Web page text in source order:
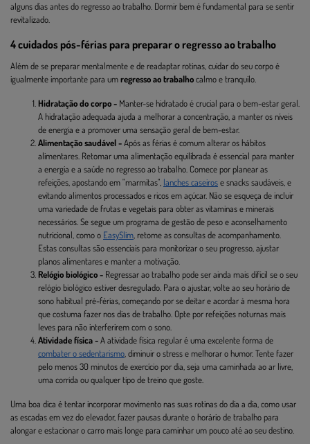
alguns dias antes do regresso ao trabalho. Dormir bem é fundamental para se sentir
revitalizado.
4 cuidados pós-férias para preparar o regresso ao trabalho
Além de se preparar mentalmente e de readaptar rotinas, cuidar do seu corpo é
igualmente importante para umregresso ao trabalhocalmo e tranquilo.
Hidratação do corpo - Manter-se hidratado é crucial para o bem-estar geral.
A hidratação adequada ajuda a melhorar a concentração, a manter os níveis
de energia e a promover uma sensação geral de bem-estar.
Alimentação saudável -Após as férias é comum alterar os hábitos
alimentares. Retomar uma alimentação equilibrada é essencial para manter
a energia e a saúde no regresso ao trabalho. Comece por planear as
refeições, apostando em "marmitas", lanches caseirose snacks saudáveis, e
evitando alimentos processados e ricos em açúcar. Não se esqueça de incluir
uma variedade de frutas e vegetais para obter as vitaminas e minerais
necessários. Se segue um programa de gestão de peso e aconselhamento
nutricional, como o EasySlim , retome as consultas de acompanhamento.
Estas consultas são essenciais para monitorizar o seu progresso, ajustar
planos alimentares e manter a motivação.
Relógio biológico - Regressar ao trabalho pode ser ainda mais difícil se o seu
relógio biológico estiver desregulado. Para o ajustar, volte ao seu horário de
sono habitual pré-férias, começando por se deitar e acordar à mesma hora
que costuma fazer nos dias de trabalho. Opte por refeições noturnas mais
leves para não interferirem com o sono.
Atividade física -A atividade física regular é uma excelente forma de
combater o sedentarismo , diminuir o stress e melhorar o humor. Tente fazer
pelo menos 30 minutos de exercício por dia, seja uma caminhada ao ar livre,
uma corrida ou qualquer tipo de treino que goste.
Uma boa dica é tentar incorporar movimento nas suas rotinas do dia a dia, como usar
as escadas em vez do elevador, fazer pausas durante o horário de trabalho para
alongar e estacionar o carro mais longe para caminhar um pouco até ao seu destino.